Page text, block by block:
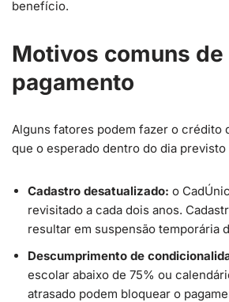
benefício.
Motivos comuns de
pagamento
Alguns fatores podem fazer o crédito
que o esperado dentro do dia
Cadastro desatualizado: o
revisitado a cada dois anos.
resultar em suspensão temporária
Descumprimento de
escolar abaixo de 75% ou
atrasado podem bloquear o